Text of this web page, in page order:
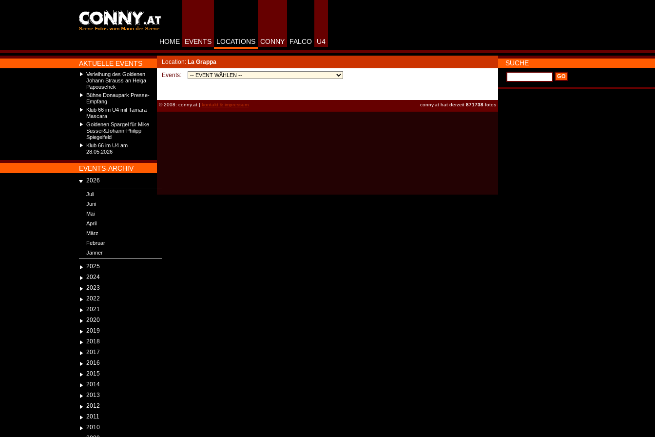
AKTUELLE EVENTS
Verleihung des Goldenen
Johann Strauss an Helga
Papouschek
Bühne Donaupark Presse-
Empfang
Klub 66 im U4 mit Tamara
Mascara
Goldenen Spargel für Mike
Süsser&Johann-Philipp
Spiegelfeld
Klub 66 im U4 am
28.05.2026
EVENTS-ARCHIV
2026
Juli
Juni
Mai
April
März
Februar
Jänner
2025
2024
2023
2022
2021
2020
2019
2018
2017
2016
2015
2014
2013
2012
2011
2010
HOME EVENTS LOCATIONS CONNY FALCO U4
Location: La Grappa
Events:
conny.at hat derzeit 871738 fotos
© 2008: conny.at | kontakt & impressum
SUCHE